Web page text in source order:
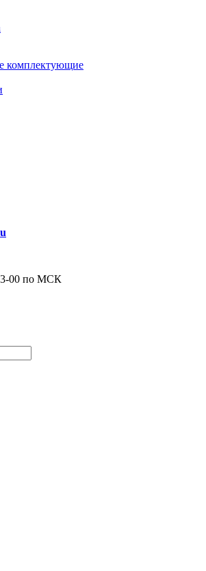
комплектующие
00 по МСК